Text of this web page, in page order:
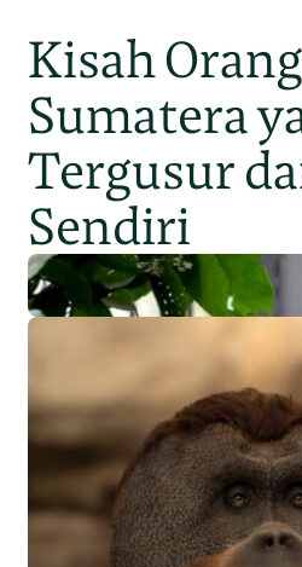
Kisah
Sumatera
Tergusur
Sendiri